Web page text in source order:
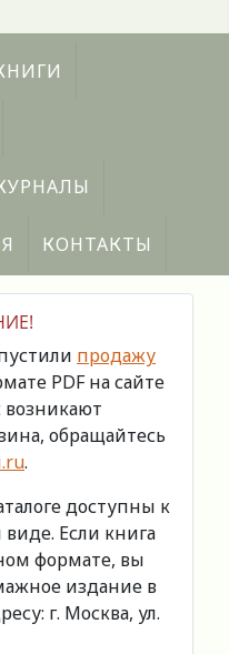
КОНТАКТЫ
продажу
PDF на сайте
возникают
обращайтесь
.
доступны к
Если книга
формате, вы
издание в
г. Москва, ул.